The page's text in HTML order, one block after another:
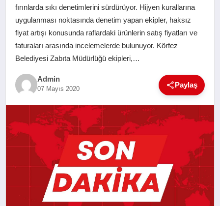
EKONOMI
EĞITIM
SANAT
fırınlarda sıkı denetimlerini sürdürüyor. Hijyen kurallarına
uygulanması noktasında denetim yapan ekipler, haksız
fiyat artışı konusunda raflardaki ürünlerin satış fiyatları ve
faturaları arasında incelemelerde bulunuyor. Körfez
Belediyesi Zabıta Müdürlüğü ekipleri,…
Admin
07 Mayıs 2020 Paylaş